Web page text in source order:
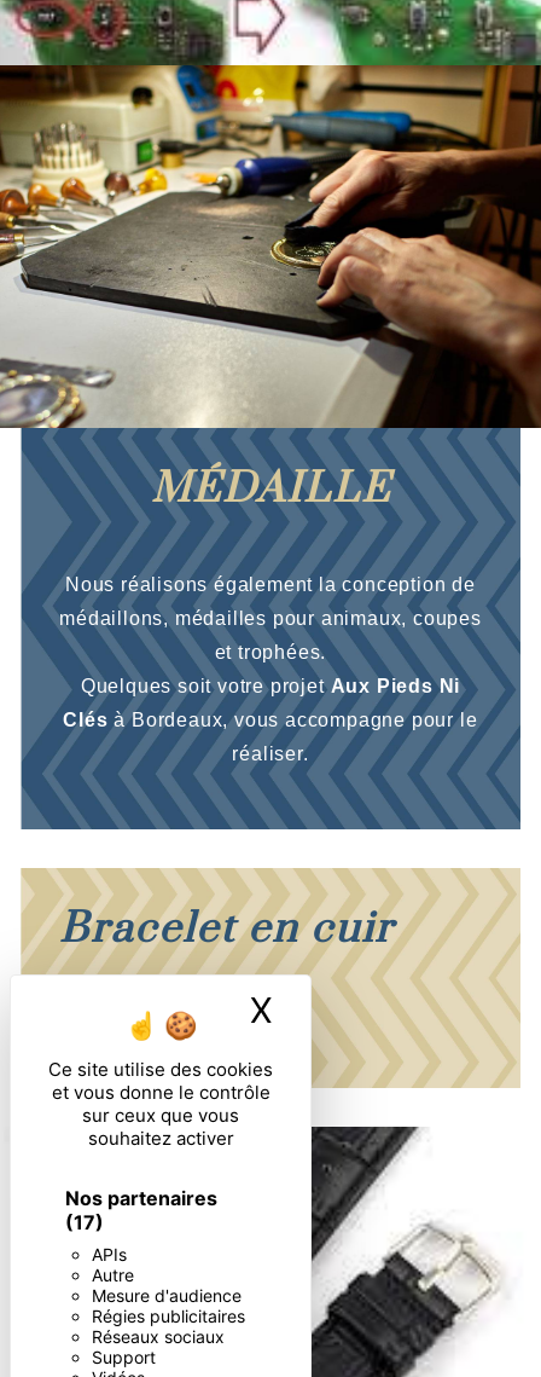
Ce site utilise des cookies
et vous donne le contrôle
sur ceux que vous
souhaitez activer
Nos partenaires
(17)
APIs
Autre
Mesure d'audience
Régies publicitaires
Réseaux sociaux
Support
X Masquer le
MÉDAILLE
Nous réalisons également la conception de
médaillons, médailles pour animaux, coupes
et trophées.
Quelques soit votre projet Aux Pieds Ni
Clés à Bordeaux, vous accompagne pour le
réaliser.
Bracelet en cuir